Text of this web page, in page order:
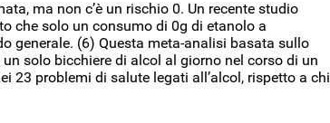
ma non c’è un rischio 0. Un recente studio
che solo un consumo di 0g di etanolo a
generale. (6) Questa meta-analisi basata sullo
solo bicchiere di alcol al giorno nel corso di un
23 problemi di salute legati all’alcol, rispetto a chi